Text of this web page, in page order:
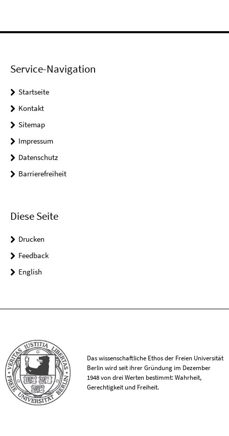
Service-Navigation
Startseite
Kontakt
Sitemap
Impressum
Datenschutz
Barrierefreiheit
Diese Seite
Drucken
Feedback
English
Das wissenschaftliche Ethos der Freien Universität
Berlin wird seit ihrer Gründung im Dezember
1948 von drei Werten bestimmt: Wahrheit,
Gerechtigkeit und Freiheit.